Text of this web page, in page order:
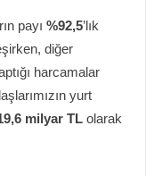
payı %92,5’lık
diğer
harcamalar
yurt
milyar TL olarak